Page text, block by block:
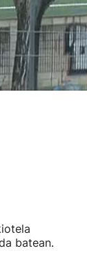
batean.